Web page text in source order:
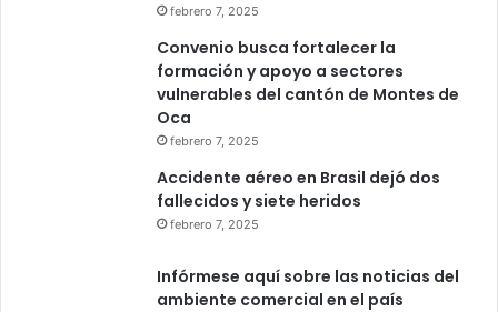
febrero 7, 2025
Convenio busca fortalecer la
formación y apoyo a sectores
vulnerables del cantón de Montes de
Oca
febrero 7, 2025
Accidente aéreo en Brasil dejó dos
fallecidos y siete heridos
febrero 7, 2025
Infórmese aquí sobre las noticias del
ambiente comercial en el país